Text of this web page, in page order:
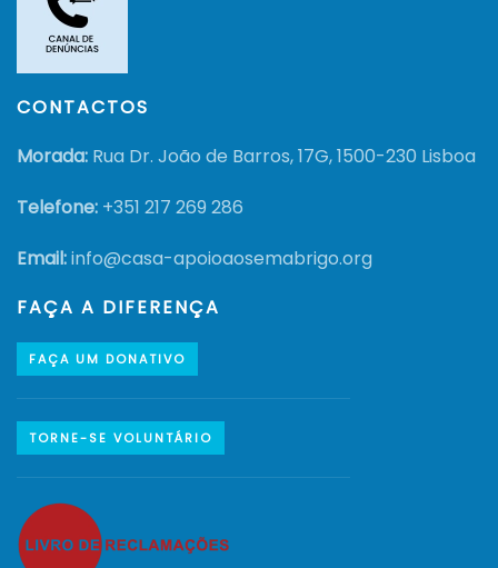
CONTACTOS
Morada: Rua Dr. João de Barros, 17G, 1500-230 Lisboa
Telefone: +351 217 269 286
Email:info@casa-apoioaosemabrigo.org
FAÇA A DIFERENÇA
FAÇA UM DONATIVO
TORNE-SE VOLUNTÁRIO